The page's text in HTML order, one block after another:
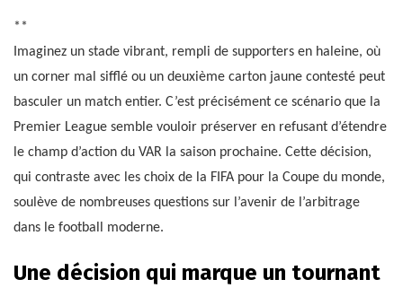
**
Imaginez un stade vibrant, rempli de supporters en haleine, où
un corner mal sifflé ou un deuxième carton jaune contesté peut
basculer un match entier. C’est précisément ce scénario que la
Premier League semble vouloir préserver en refusant d’étendre
le champ d’action du VAR la saison prochaine. Cette décision,
qui contraste avec les choix de la FIFA pour la Coupe du monde,
soulève de nombreuses questions sur l’avenir de l’arbitrage
dans le football moderne.
Une décision qui marque un tournant